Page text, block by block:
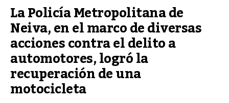
La Policía Metropolitana de
Neiva, en el marco de diversas
acciones contra el delito a
automotores, logró la
recuperación de una
motocicleta